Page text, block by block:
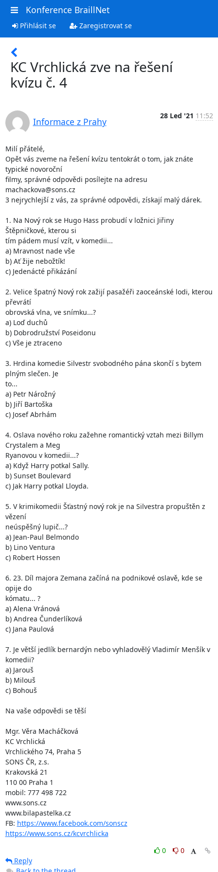
Konference BraillNet
Přihlásit se Zaregistrovat se
KC Vrchlická zve na řešení
kvízu č. 4
Informace z Prahy
28 Led '21 11:52
Milí přátelé,
Opět vás zveme na řešení kvízu tentokrát o tom, jak znáte
typické novoroční
filmy, správné odpovědi posílejte na adresu
machackova@sons.cz
3 nejrychlejší z vás, za správné odpovědi, získají malý dárek.
1. Na Nový rok se Hugo Hass probudí v ložnici Jiřiny
Štěpničkové, kterou si
tím pádem musí vzít, v komedii...
a) Mravnost nade vše
b) Ať žije nebožtík!
c) Jedenácté přikázání
2. Velice špatný Nový rok zažijí pasažéři zaoceánské lodi, kterou
převrátí
obrovská vlna, ve snímku...?
a) Loď duchů
b) Dobrodružství Poseidonu
c) Vše je ztraceno
3. Hrdina komedie Silvestr svobodného pána skončí s bytem
plným slečen. Je
to...
a) Petr Nárožný
b) Jiří Bartoška
c) Josef Abrhám
4. Oslava nového roku zažehne romantický vztah mezi Billym
Crystalem a Meg
Ryanovou v komedii...?
a) Když Harry potkal Sally.
b) Sunset Boulevard
c) Jak Harry potkal Lloyda.
5. V krimikomedii Šťastný nový rok je na Silvestra propuštěn z
vězení
neúspěšný lupič...?
a) Jean-Paul Belmondo
b) Lino Ventura
c) Robert Hossen
6. 23. Díl majora Zemana začíná na podnikové oslavě, kde se
opije do
kómatu... ?
a) Alena Vránová
b) Andrea Čunderlíková
c) Jana Paulová
7. Je větší jedlík bernardýn nebo vyhladovělý Vladimír Menšík v
komedii?
a) Jarouš
b) Milouš
c) Bohouš
Na vaše odpovědi se těší
Mgr. Věra Macháčková
KC Vrchlická
Vrchlického 74, Praha 5
SONS ČR, z.s.
Krakovská 21
110 00 Praha 1
mobil: 777 498 722
www.sons.cz
www.bilapastelka.cz
FB: https://www.facebook.com/sonscz
https://www.sons.cz/kcvrchlicka
0
0
Reply